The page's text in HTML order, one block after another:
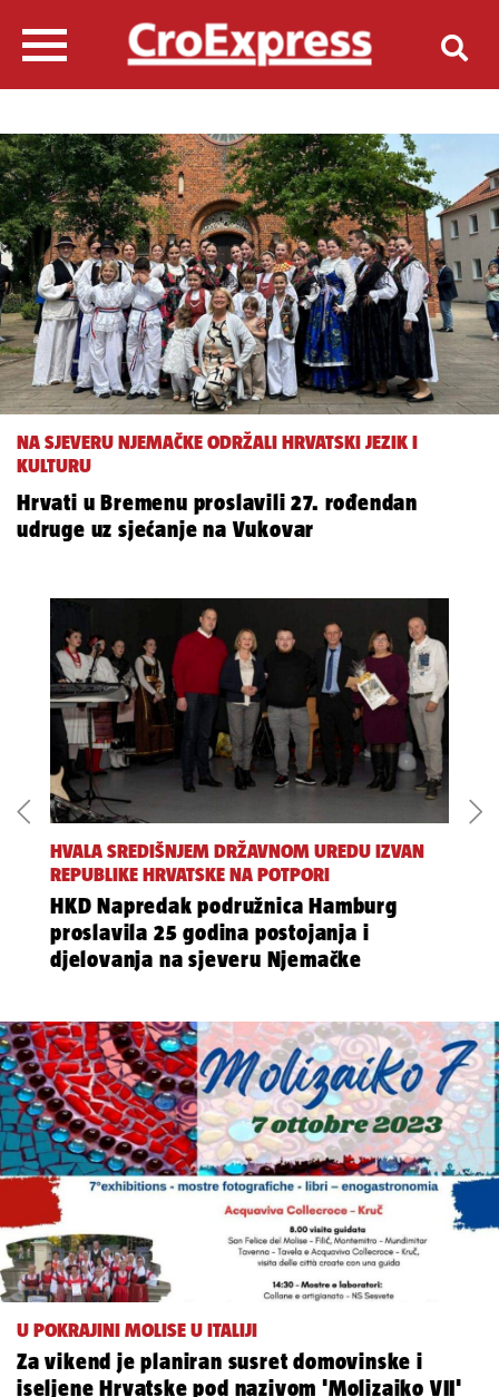
NA SJEVERU NJEMAČKE ODRŽALI HRVATSKI JEZIK I
KULTURU
Hrvati u Bremenu proslavili 27. rođendan
udruge uz sjećanje na Vukovar
HVALA SREDIŠNJEM DRŽAVNOM UREDU IZVAN
REPUBLIKE HRVATSKE NA POTPORI
HKD Napredak podružnica Hamburg
proslavila 25 godina postojanja i
djelovanja na sjeveru Njemačke
U POKRAJINI MOLISE U ITALIJI
Za vikend je planiran susret domovinske i
iseljene Hrvatske pod nazivom 'Molizaiko VII'